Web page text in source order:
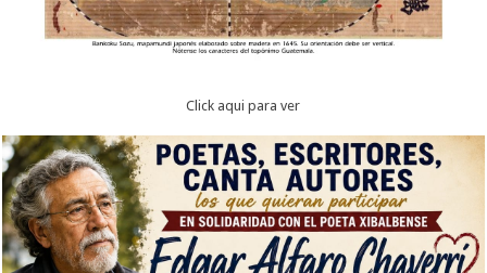
Click aqui para ver